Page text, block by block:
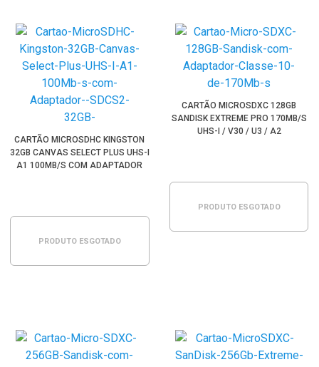
CARTÃO MICROSDHC KINGSTON
32GB CANVAS SELECT PLUS UHS-I
A1 100MB/S COM ADAPTADOR
PRODUTO ESGOTADO
CARTÃO MICROSDXC 128GB
SANDISK EXTREME PRO 170MB/S
UHS-I / V30 / U3 / A2
PRODUTO ESGOTADO